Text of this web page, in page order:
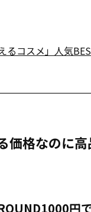
るコスメ」人気
価格なのに
円